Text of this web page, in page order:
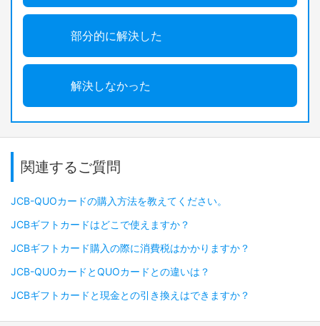
部分的に解決した
解決しなかった
関連するご質問
JCB-QUOカードの購入方法を教えてください。
JCBギフトカードはどこで使えますか？
JCBギフトカード購入の際に消費税はかかりますか？
JCB-QUOカードとQUOカードとの違いは？
JCBギフトカードと現金との引き換えはできますか？